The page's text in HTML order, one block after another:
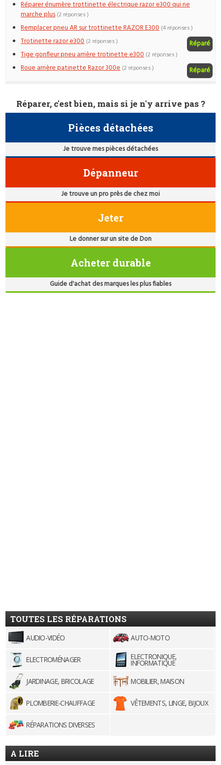
Réparer énumère trottinette électrique razor e300 qui ne
marche plus (2 réponses )
Remplacer pneu AR sur trottinette RAZOR E300 (4 réponses )
Trotinette razor e300 Réparé
(2 réponses )
Tige gonfleur pneu arrière trotinette e300 (2 réponses )
Roue arrière patinette Razor 300e Réparé
(2 réponses )
Réparer, c'est bien, mais si je n'y arrive pas ?
Pièces détachées
Je trouve mes pièces détachées
Dépanneur
Je trouve un pro près de chez moi
Jeter
Le donner sur un site de Don
Acheter durable
Guide d'achat des marques les plus fiables
TOUTES LES RÉPARATIONS
AUDIO-VIDÉO AUTO-MOTO
ELECTROMÉNAGER ELECTRONIQUE,
INFORMATIQUE
JARDINAGE, BRICOLAGE
MOBILIER, MAISON
PLOMBERIE-CHAUFFAGE VÊTEMENTS, LINGE, BIJOUX
RÉPARATIONS DIVERSES
A LIRE